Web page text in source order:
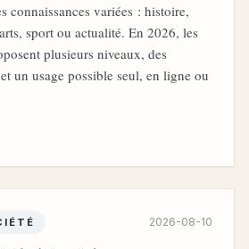
connaissances variées : histoire,
sport ou actualité. En 2026, les
plusieurs niveaux, des
un usage possible seul, en ligne ou
2026-08-10